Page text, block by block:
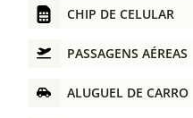
CHIP DE CELULAR
PASSAGENS AÉREAS
ALUGUEL DE CARRO